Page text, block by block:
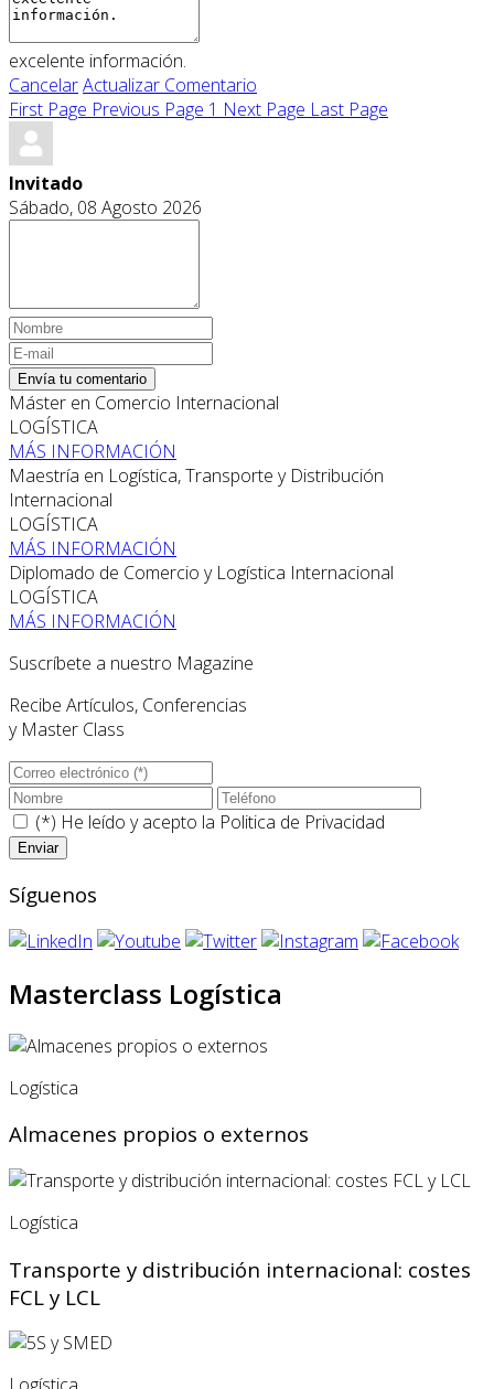
excelente información.
CancelarActualizar Comentario
First Page Previous Page 1 Next Page Last Page
Invitado
Sábado, 08 Agosto 2026
Envía tu comentario
Máster en Comercio Internacional
LOGÍSTICA
MÁS INFORMACIÓN
Maestría en Logística, Transporte y Distribución
Internacional
LOGÍSTICA
MÁS INFORMACIÓN
Diplomado de Comercio y Logística Internacional
LOGÍSTICA
MÁS INFORMACIÓN
Suscríbete a nuestro Magazine
Recibe Artículos, Conferencias
y Master Class
(*) He leído y acepto la Politica de Privacidad
Síguenos
Masterclass Logística
Logística
Almacenes propios o externos
Logística
Transporte y distribución internacional: costes
FCL y LCL